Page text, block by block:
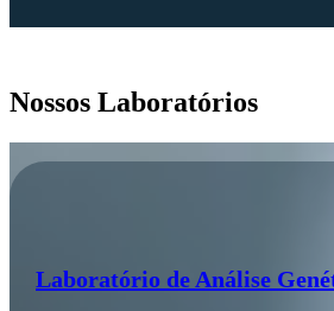
Nossos Laboratórios
Laboratório de Análise